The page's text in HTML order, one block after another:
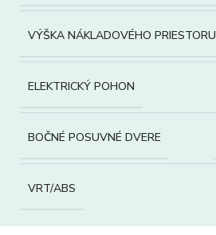
VÝŠKA NÁKLADOVÉHO PRIESTORU
ELEKTRICKÝ POHON
BOČNÉ POSUVNÉ DVERE
VRT/ABS